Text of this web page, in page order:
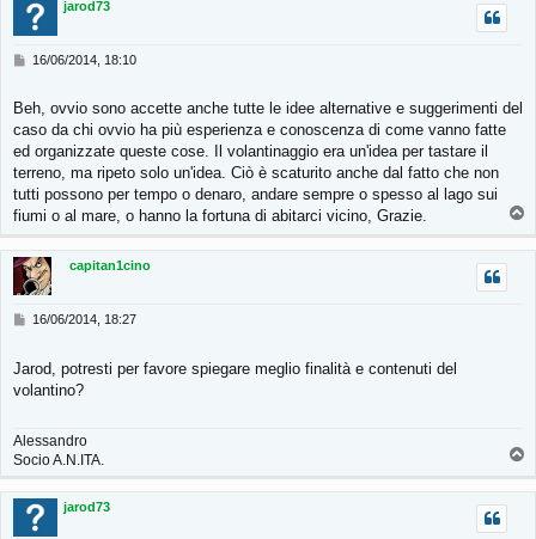
jarod73
M
s
a
g
o
16/06/2014, 18:10
Beh, ovvio sono accette anche tutte le idee alternative e suggerimenti del
caso da chi ovvio ha più esperienza e conoscenza di come vanno fatte
ed organizzate queste cose. Il volantinaggio era un'idea per tastare il
terreno, ma ripeto solo un'idea. Ciò è scaturito anche dal fatto che non
tutti possono per tempo o denaro, andare sempre o spesso al lago sui
fiumi o al mare, o hanno la fortuna di abitarci vicino, Grazie.
p
capitan1cino
M
s
a
i
o
16/06/2014, 18:27
Jarod, potresti per favore spiegare meglio finalità e contenuti del
volantino?
Alessandro
Socio A.N.ITA.
p
jarod73